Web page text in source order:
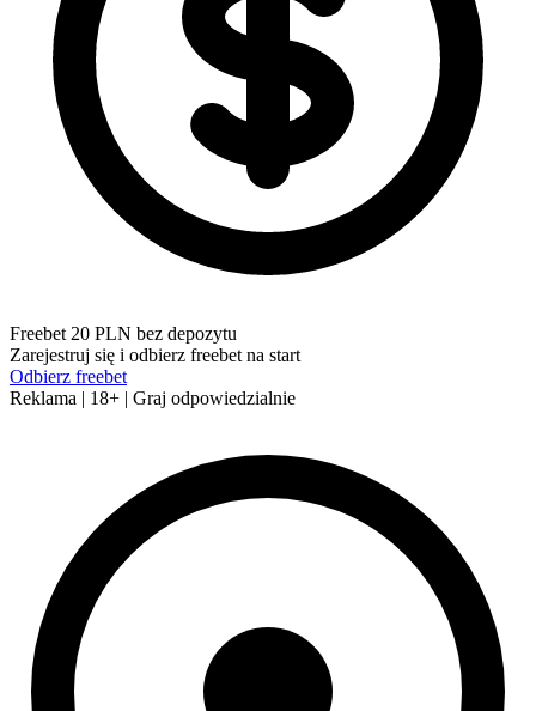
Freebet 20 PLN bez depozytu
Zarejestruj się i odbierz freebet na start
Odbierz freebet
Reklama | 18+ | Graj odpowiedzialnie